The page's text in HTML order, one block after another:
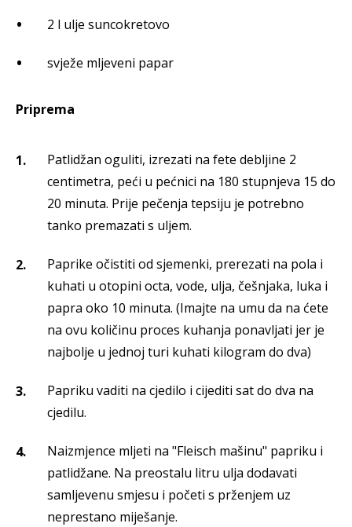
2 l ulje suncokretovo
svježe mljeveni papar
Priprema
Patlidžan oguliti, izrezati na fete debljine 2
centimetra, peći u pećnici na 180 stupnjeva 15 do
20 minuta. Prije pečenja tepsiju je potrebno
tanko premazati s uljem.
Paprike očistiti od sjemenki, prerezati na pola i
kuhati u otopini octa, vode, ulja, češnjaka, luka i
papra oko 10 minuta. (Imajte na umu da na ćete
na ovu količinu proces kuhanja ponavljati jer je
najbolje u jednoj turi kuhati kilogram do dva)
Papriku vaditi na cjedilo i cijediti sat do dva na
cjedilu.
Naizmjence mljeti na "Fleisch mašinu" papriku i
patlidžane. Na preostalu litru ulja dodavati
samljevenu smjesu i početi s prženjem uz
neprestano miješanje.